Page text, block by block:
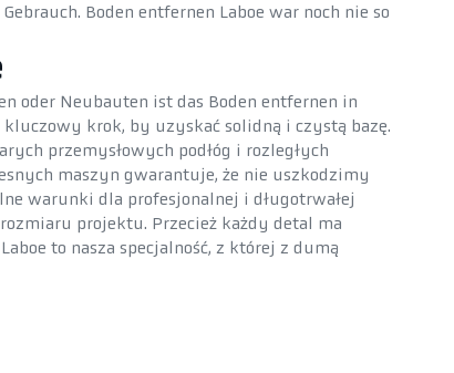
Boden entfernen Laboe war noch nie so
oder Neubauten ist das Boden entfernen in
kluczowy krok, by uzyskać solidną i czystą bazę.
przemysłowych podłóg i rozległych
maszyn gwarantuje, że nie uszkodzimy
warunki dla profesjonalnej i długotrwałej
projektu. Przecież każdy detal ma
to nasza specjalność, z której z dumą